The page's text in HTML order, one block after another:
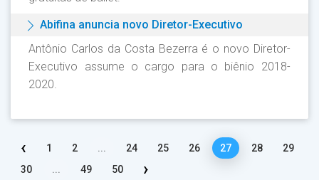
Abifina anuncia novo Diretor-Executivo
Antônio Carlos da Costa Bezerra é o novo Diretor-
Executivo assume o cargo para o biênio 2018-
2020.
‹ 1 2 ... 24 25 26 27 28
29
30
... 49 50 ›